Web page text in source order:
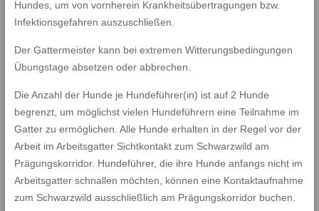
Hundes, um von vornherein Krankheitsübertragungen bzw.
Infektionsgefahren auszuschließen.
Der Gattermeister kann bei extremen Witterungsbedingungen
Übungstage absetzen oder abbrechen.
Die Anzahl der Hunde je Hundeführer(in) ist auf 2 Hunde
begrenzt, um möglichst vielen Hundeführern eine Teilnahme im
Gatter zu ermöglichen. Alle Hunde erhalten in der Regel vor der
Arbeit im Arbeitsgatter Sichtkontakt zum Schwarzwild am
Prägungskorridor. Hundeführer, die ihre Hunde anfangs nicht im
Arbeitsgatter schnallen möchten, können eine Kontaktaufnahme
zum Schwarzwild ausschließlich am Prägungskorridor buchen.